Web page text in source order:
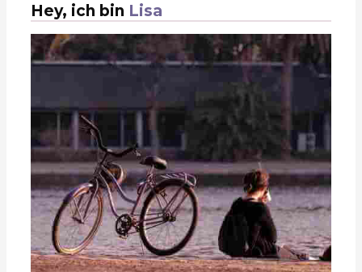
Hey, ich bin Lisa